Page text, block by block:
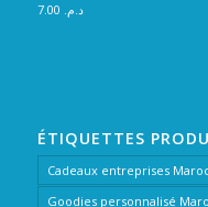
د.م.
ÉTIQUETTES
Cadeaux entreprises
Goodies personnalisé